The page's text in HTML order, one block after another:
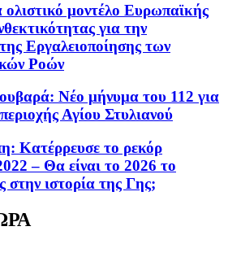
ολιστικό μοντέλο Ευρωπαϊκής
για την
Εργαλειοποίησης των
Ροών
Νέο μήνυμα του 112 για
Αγίου Στυλιανού
Κατέρρευσε το ρεκόρ
– Θα είναι το 2026 το
στην ιστορία της Γης;